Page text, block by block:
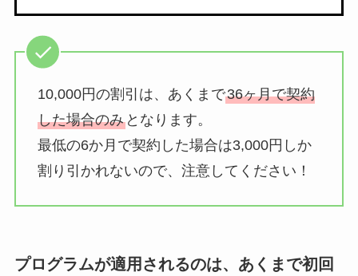
10,000円の割引は、あくまで36ヶ月で契約
した場合のみとなります。
最低の6か月で契約した場合は3,000円しか
割り引かれないので、注意してください！
プログラムが適用されるのは、あくまで初回